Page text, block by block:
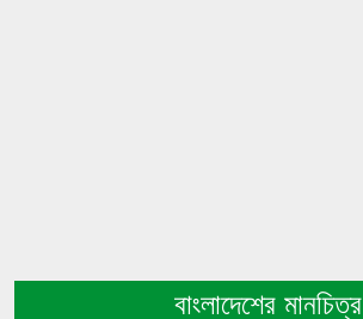
বাংলাদেশের মানচিত্র